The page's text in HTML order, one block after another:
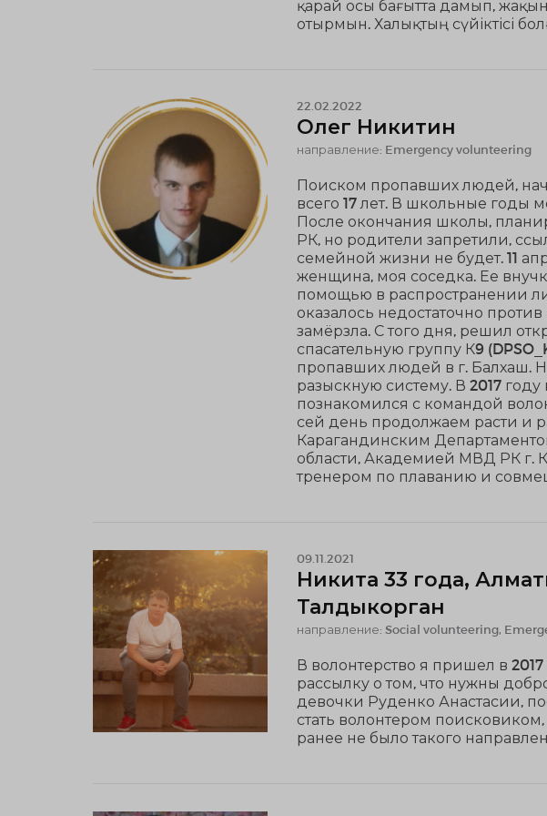
қарай осы бағытта дамып,
отырмын. Халықтың сүйіктісі
22.02.2022
Олег Никитин
направление: Emergency volunteering
Поиском пропавших людей,
всего 17 лет. В школьные годы
После окончания школы,
РК, но родители запретили,
семейной жизни не будет. 11
женщина, моя соседка. Ее
помощью в распространении
оказалось недостаточно
замёрзла. С того дня, решил
спасательную группу К9
пропавших людей в г. Балхаш.
разыскную систему. В 2017
познакомился с командой
сей день продолжаем расти и
Карагандинским
области, Академией МВД РК г.
тренером по плаванию и
09.11.2021
Никита 33 года,
Талдыкорган
направление: Social volunteering,
В волонтерство я пришел в
рассылку о том, что нужны
девочки Руденко Анастасии,
стать волонтером
ранее не было такого